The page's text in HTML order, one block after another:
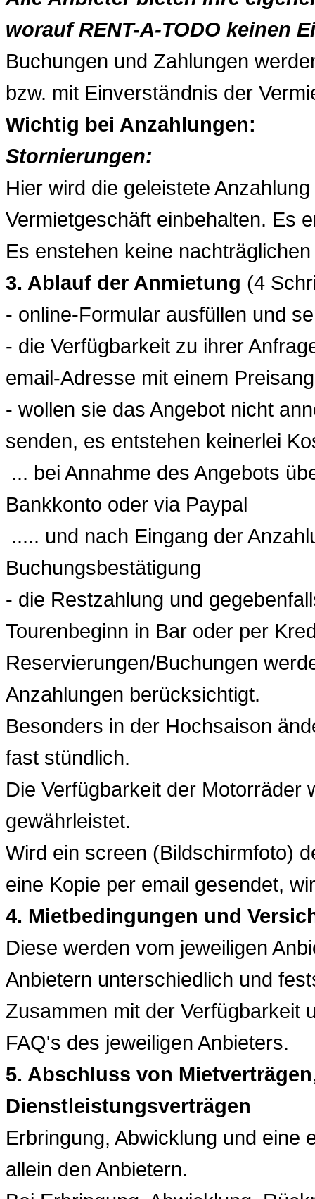
worauf RENT-A-TODO keinen
Buchungen und Zahlungen
bzw. mit Einverständnis der
Wichtig bei Anzahlungen:
Stornierungen:
Hier wird die geleistete
Vermietgeschäft einbehalten. Es
Es enstehen keine
3. Ablauf der Anmietung (4
- online-Formular ausfüllen und
- die Verfügbarkeit zu ihrer
email-Adresse mit einem
- wollen sie das Angebot nicht
senden, es entstehen keinerlei
... bei Annahme des Angebots
Bankkonto oder via Paypal
..... und nach Eingang der
Buchungsbestätigung
- die Restzahlung und
Tourenbeginn in Bar oder per
Reservierungen/Buchungen
Anzahlungen berücksichtigt.
Besonders in der Hochsaison
fast stündlich.
Die Verfügbarkeit der Motorräder
gewährleistet.
Wird ein screen (Bildschirmfoto)
eine Kopie per email gesendet,
4. Mietbedingungen und
Diese werden vom jeweiligen
Anbietern unterschiedlich und
Zusammen mit der Verfügbarkeit
FAQ's des jeweiligen Anbieters.
5. Abschluss von
Dienstleistungsverträgen
Erbringung, Abwicklung und eine
allein den Anbietern.